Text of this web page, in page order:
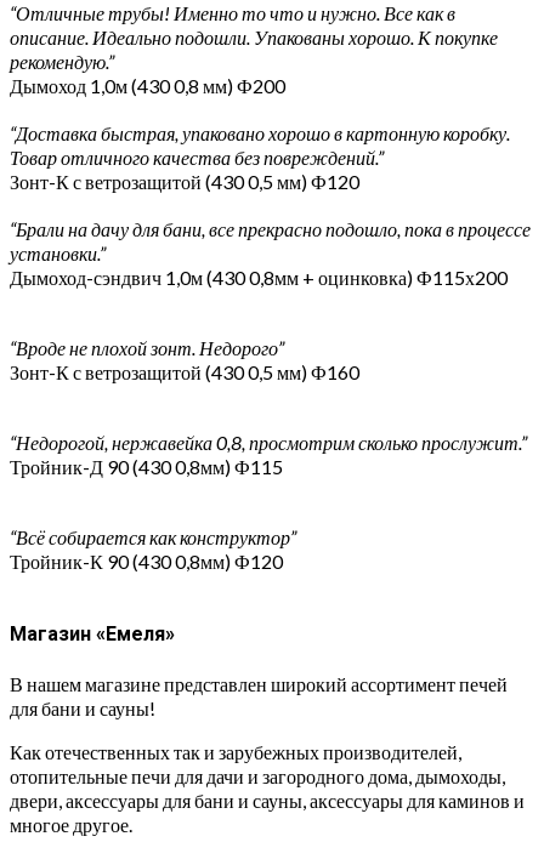
“Отличные трубы! Именно то что и нужно. Все как в
описание. Идеально подошли. Упакованы хорошо. К покупке
рекомендую.”
Дымоход 1,0м (430 0,8 мм) Ф200
“Доставка быстрая, упаковано хорошо в картонную коробку.
Товар отличного качества без повреждений.”
Зонт-К с ветрозащитой (430 0,5 мм) Ф120
“Брали на дачу для бани, все прекрасно подошло, пока в процессе
установки.”
Дымоход-сэндвич 1,0м (430 0,8мм + оцинковка) Ф115х200
“Вроде не плохой зонт. Недорого”
Зонт-К с ветрозащитой (430 0,5 мм) Ф160
“Недорогой, нержавейка 0,8, просмотрим сколько прослужит.”
Тройник-Д 90 (430 0,8мм) Ф115
“Всё собирается как конструктор”
Тройник-К 90 (430 0,8мм) Ф120
Магазин «Емеля»
В нашем магазине представлен широкий ассортимент печей
для бани и сауны!
Как отечественных так и зарубежных производителей,
отопительные печи для дачи и загородного дома, дымоходы,
двери, аксессуары для бани и сауны, аксессуары для каминов и
многое другое.